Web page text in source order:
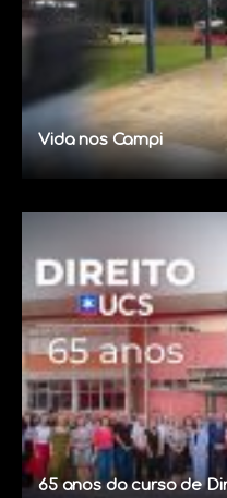
Vida nos Campi
65 anos do curso de